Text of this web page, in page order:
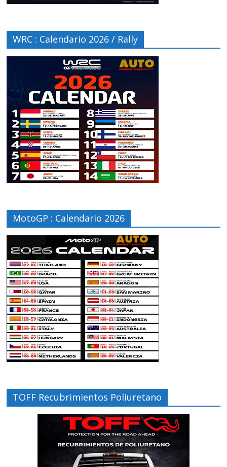
WRC : Calendario 2026 / Rally
MotoGP : Calendario 2026
TOFF Recubrimientos Poliuretano